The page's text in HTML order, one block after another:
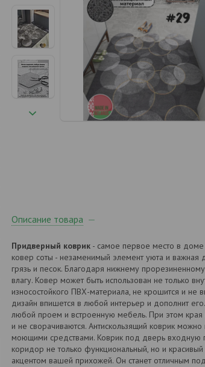
Описание товара
Придверный коврик - самое первое место в доме
ковер соты - незаменимый элемент уюта и важная
грязь и песок. Благодаря нижнему
влагу. Ковер может быть использован не только
износостойкого ПВХ-материала, не крошится и
дизайн впишется в любой интерьер и дополнит
любой проем и встроенную мебель. При этом края
и не сворачиваются. Антискользящий коврик
моющими средствами. Коврик под дверь входную
коридор не только функциональный, но и
акцентом вашей прихожей. Он станет отличным